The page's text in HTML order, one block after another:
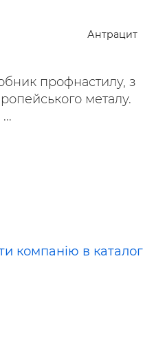
Антрацит
профнастилу, з
металу.
компанію в каталог